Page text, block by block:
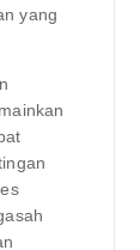
yang